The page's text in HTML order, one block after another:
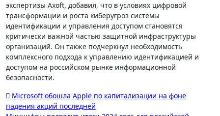
экспертизы Axoft, добавил, что в условиях цифровой
трансформации и роста киберугроз системы
идентификации и управления доступом становятся
критически важной частью защитной инфраструктуры
организаций. Он также подчеркнул необходимость
комплексного подхода к управлению идентификацией и
доступом на российском рынке информационной
безопасности.
Навигация
по
Microsoft обошла Apple по капитализации на фоне
падения акций последней